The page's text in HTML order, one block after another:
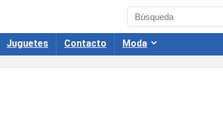
Juguetes Contacto Moda